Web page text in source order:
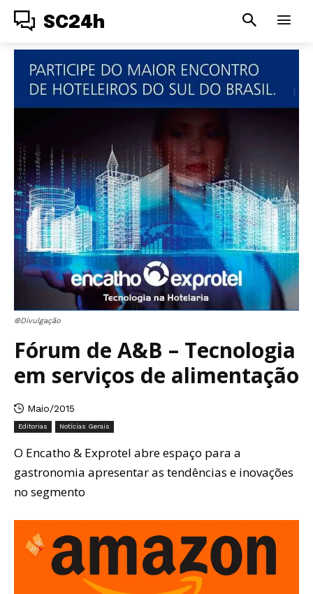
SC24h
®Divulgação
Fórum de A&B – Tecnologia
em serviços de alimentação
Maio/2015
Editorias Notícias Gerais
O Encatho & Exprotel abre espaço para a
gastronomia apresentar as tendências e inovações
no segmento